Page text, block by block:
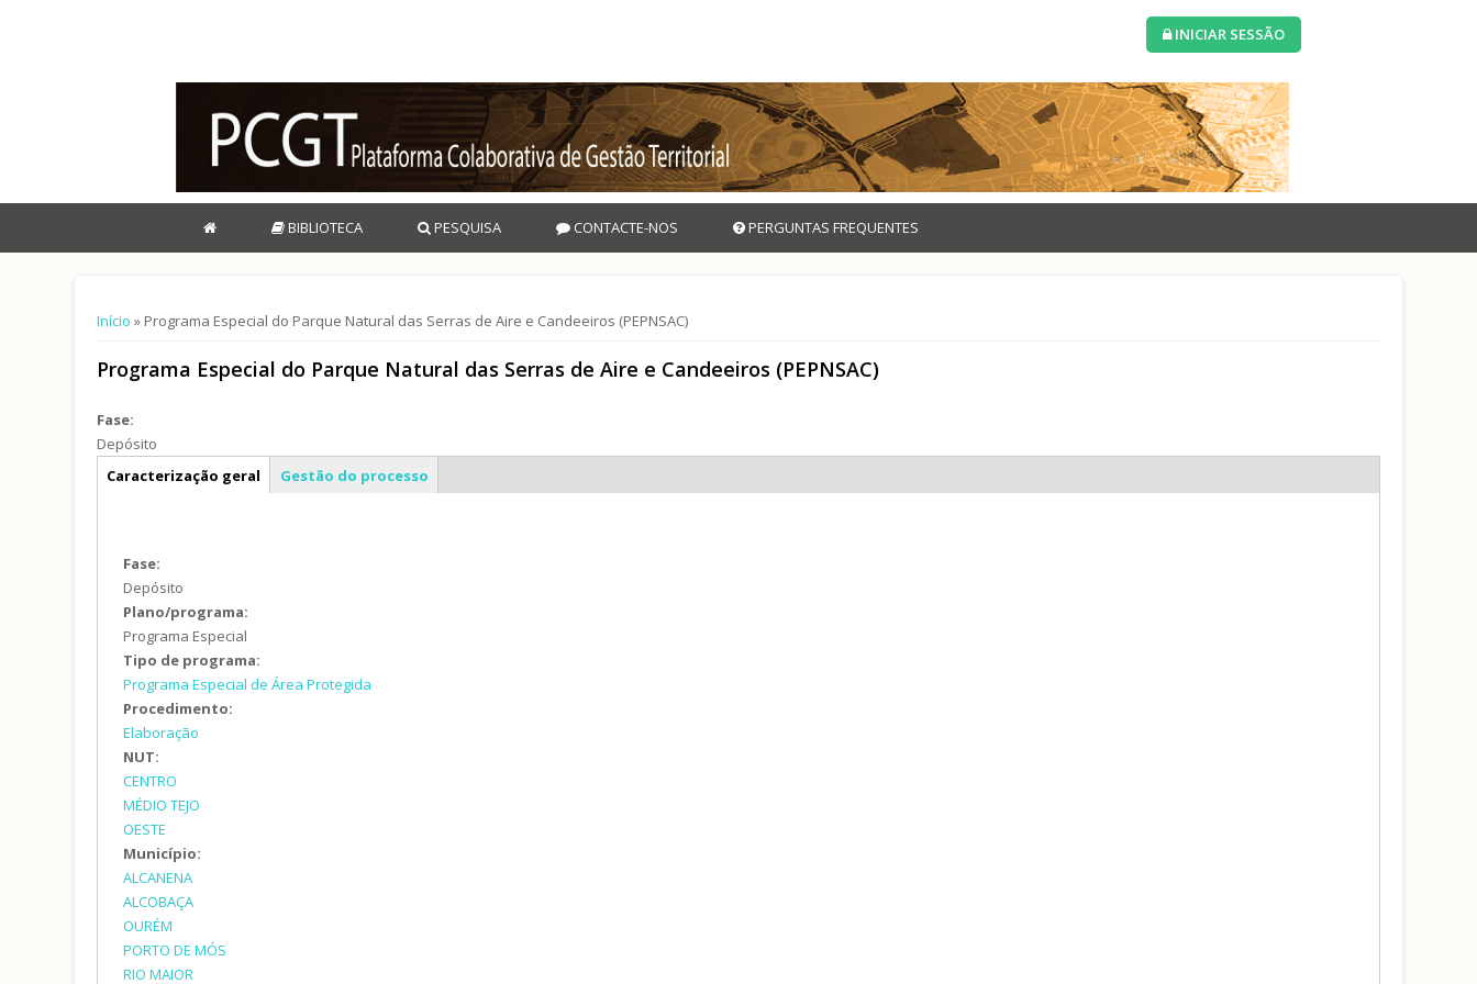
INICIAR SESSÃO
BIBLIOTECA PESQUISA CONTACTE-NOS PERGUNTAS FREQUENTES
Está aqui
Início » Programa Especial do Parque Natural das Serras de Aire e Candeeiros (PEPNSAC)
Programa Especial do Parque Natural das Serras de Aire e Candeeiros (PEPNSAC)
Fase:
Depósito
Info geral
Caracterização geral Gestão do processo
Fase:
Depósito
Plano/programa:
Programa Especial
Tipo de programa:
Programa Especial de Área Protegida
Procedimento:
Elaboração
NUT:
CENTRO
MÉDIO TEJO
OESTE
Município:
ALCANENA
ALCOBAÇA
OURÉM
PORTO DE MÓS
RIO MAIOR